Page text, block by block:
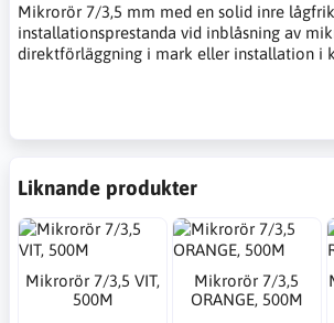
Mikrorör 7/3,5 mm med en solid inre
installationsprestanda vid inblåsning av
direktförläggning i mark eller installation i
Liknande produkter
Mikrorör 7/3,5 VIT,
500M
Mikrorör 7/3,5
ORANGE, 500M